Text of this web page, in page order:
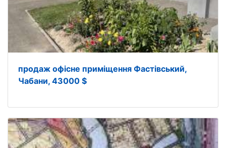
продаж офісне приміщення Фастівський,
Чабани, 43000 $